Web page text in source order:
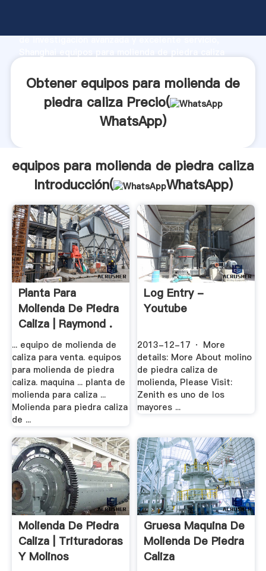
de investigación avanzada y excelente servicio,
clientes.
Obtener equipos para molienda de
piedra caliza Precio(
WhatsApp)
equipos para molienda de piedra caliza
Introducción(
WhatsApp)
Planta Para
Molienda De Piedra
Caliza | Raymond .
... equipo de molienda de
caliza para venta. equipos
para molienda de piedra
caliza. maquina ... planta de
molienda para caliza ...
Molienda para piedra caliza
de ...
Log Entry -
Youtube
2013-12-17 · More
details: More About molino
de piedra caliza de
molienda, Please Visit:
Zenith es uno de los
mayores ...
Molienda De Piedra
Caliza | Trituradoras
Y Molinos
Gruesa Maquina De
Molienda De Piedra
Caliza